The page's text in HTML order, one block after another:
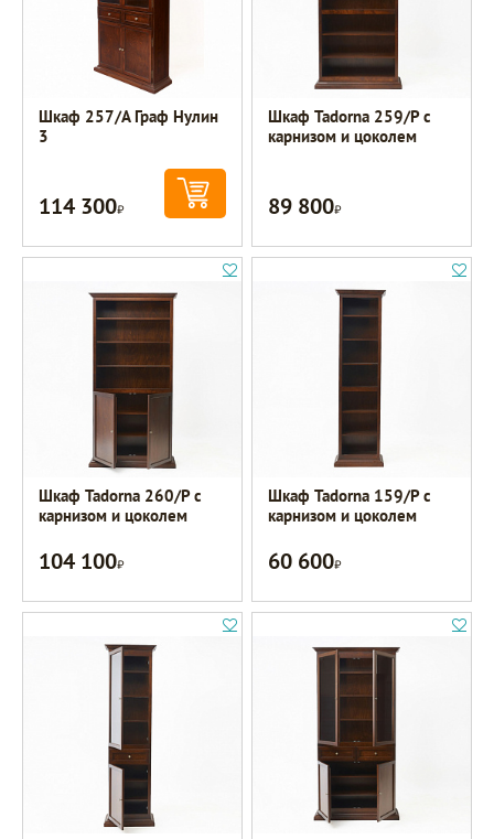
Шкаф 257/А Граф Нулин
3
114 300Р
Шкаф Tadorna 259/Р с
карнизом и цоколем
89 800Р
Шкаф Tadorna 260/Р с
карнизом и цоколем
104 100Р
Шкаф Tadorna 159/Р с
карнизом и цоколем
60 600Р